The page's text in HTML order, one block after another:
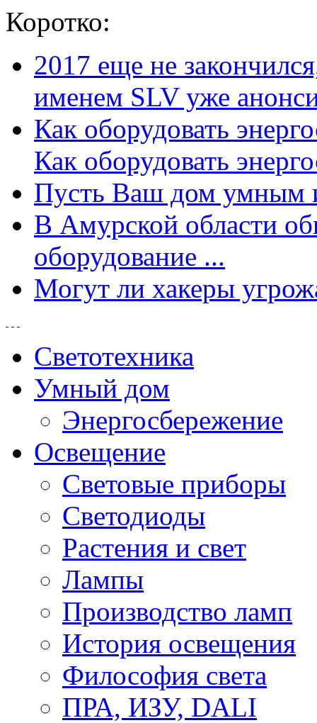
Коротко:
2017 еще не
именем SLV уже
Как оборудовать
Как оборудовать
Пусть Ваш дом умным
В Амурской области
оборудование ...
Могут ли хакеры
Светотехника
Умный дом
Энергосбережение
Освещение
Световые приборы
Светодиоды
Растения и свет
Лампы
Производство ламп
История освещения
Философия света
ПРА, ИЗУ, DALI